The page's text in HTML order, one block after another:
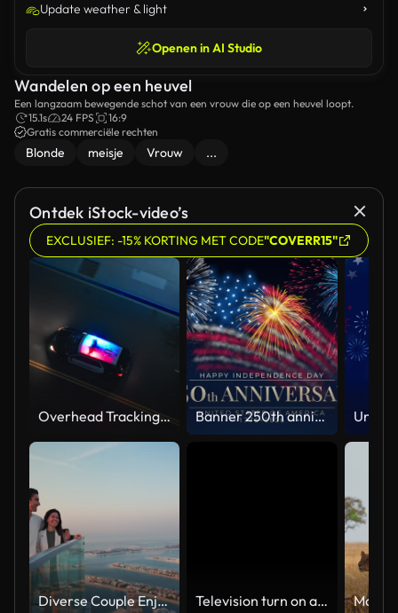
Update weather & light
Openen in AI Studio
Wandelen op een heuvel
Een langzaam bewegende schot van een vrouw die op een heuvel loopt.
15.1s
24 FPS
16:9
Gratis commerciële rechten
Blonde meisje Vrouw ...
Ontdek iStock-video’s
EXCLUSIEF: -15% KORTING MET CODE"COVERR15"
Overhead Tracking Drone Shot of a Police Car Driving on a City Street with Lights On at Night Banner 250th anniversary of the USA. 250 years of independence. 4th of july 2026 usa independence day, video greeting card. US flag fireworks on blue sky background. Fourth of july. 4k seamless loop
Diverse Couple Enjoying Sunset Views from High Rise Sky Deck Overlooking Palm Jumeirah Television turn on and off. Switch on tv effect, switch off tv effect. Turn on Lcd TV effect, turn off TV effect . Led Tv on and off on black background